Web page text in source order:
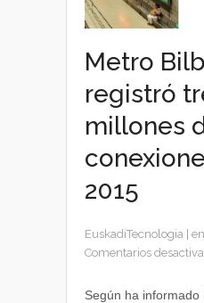
Metro
registró
millones
2015
EuskadiTecnologia
Comentarios
Según ha informado